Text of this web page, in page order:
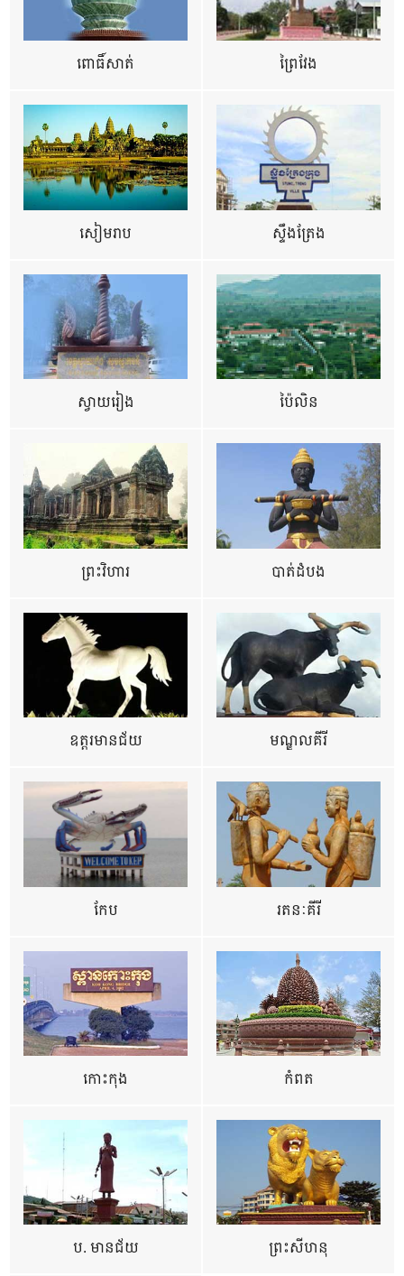
ពោធិ៍សាត់ ព្រៃវែង
សៀមរាប ស្ទឹងត្រែង
ស្វាយរៀង ប៉ៃលិន
ព្រះវិហារ បាត់ដំបង
ឧត្ដរមានជ័យ មណ្ឌលគីរី
កែប រតនៈគីរី
កោះកុង កំពត
ប. មានជ័យ ព្រះសីហនុ